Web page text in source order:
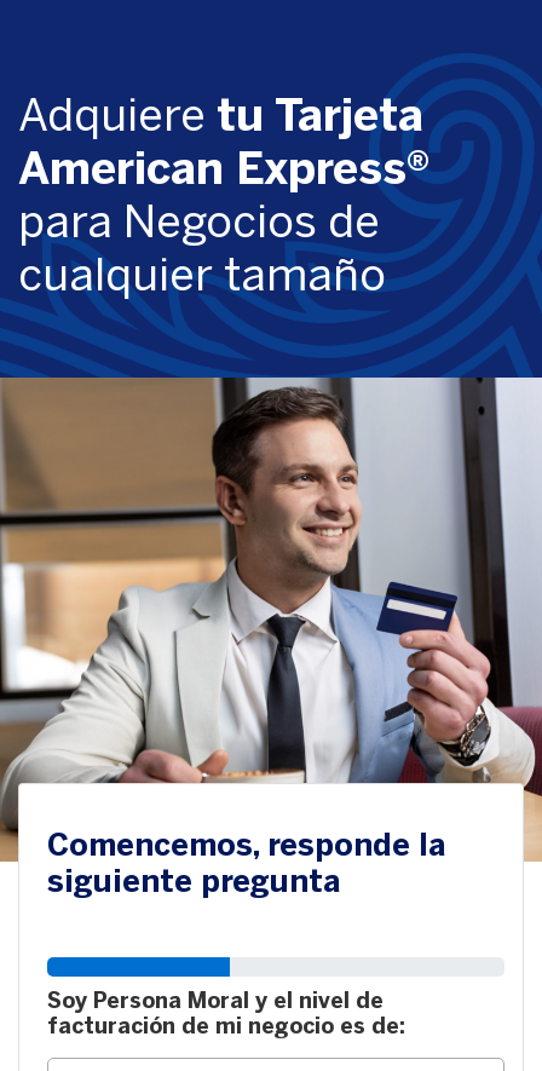
Adquiere tu Tarjeta
American Express®
para Negocios de
cualquier tamaño
Comencemos, responde la
siguiente pregunta
Soy Persona Moral y el nivel de
facturación de mi negocio es de: